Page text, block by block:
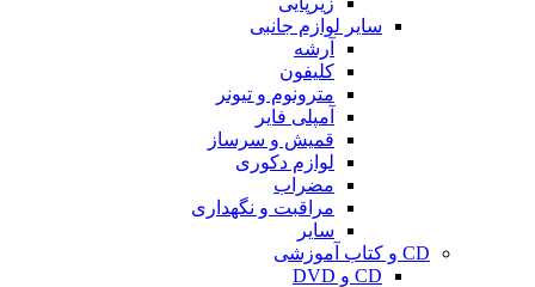
سایر لوازم جانبی
آرشه
کلیفون
مترونوم و تیونر
آمپلی فایر
قمیش و سرساز
لوازم دکوری
مضراب
مراقبت و نگهداری
سایر
CD و کتاب آموزشی
CD و DVD